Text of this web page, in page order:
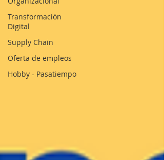
Transformación
Digital
Supply Chain
Oferta de empleos
Hobby - Pasatiempo